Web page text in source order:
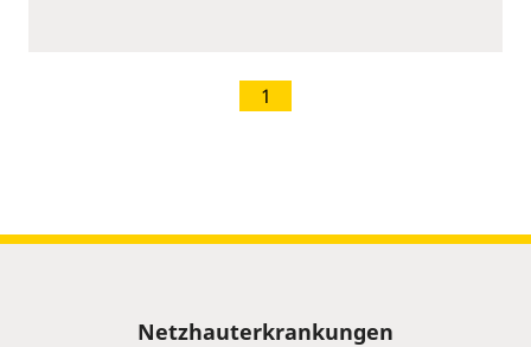
1
Netzhauterkrankungen